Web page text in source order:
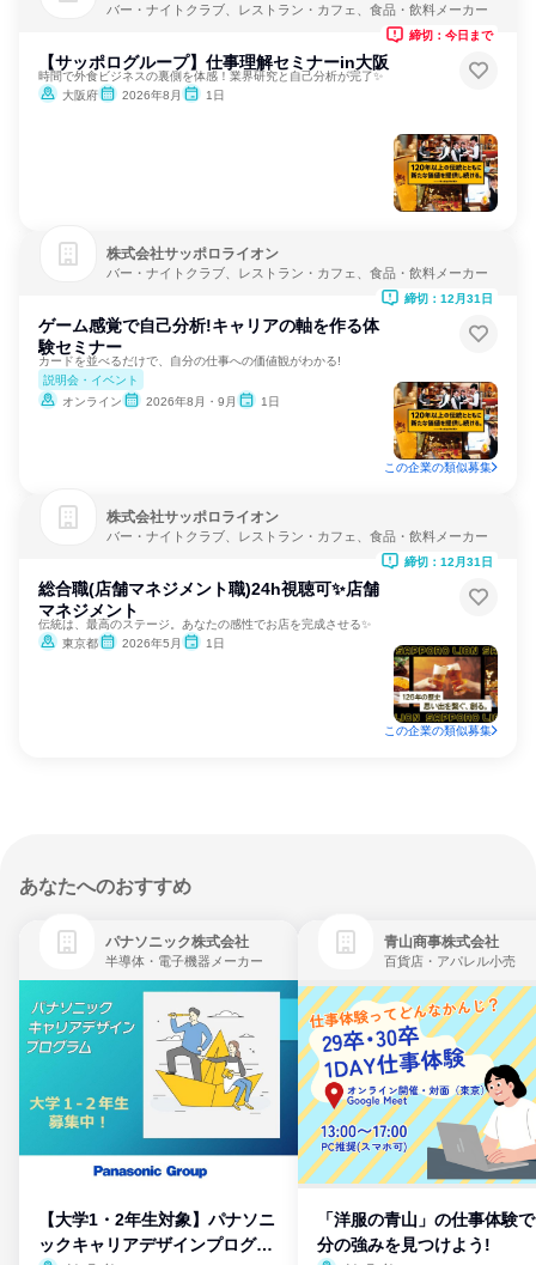
バー・ナイトクラブ、レストラン・カフェ、食品・飲料メーカー
【サッポログループ】仕事理解セミナーin大阪
時間で外食ビジネスの裏側を体感！業界研究と自己分析が完了✨
大阪府
2026年8月 1日
締切：今日まで
株式会社サッポロライオン
バー・ナイトクラブ、レストラン・カフェ、食品・飲料メーカー
ゲーム感覚で自己分析!キャリアの軸を作る体
験セミナー
カードを並べるだけで、自分の仕事への価値観がわかる!
説明会・イベント
オンライン
2026年8月・9月 1日
締切：12月31日
この企業の類似募集
株式会社サッポロライオン
バー・ナイトクラブ、レストラン・カフェ、食品・飲料メーカー
総合職(店舗マネジメント職)24h視聴可✨店舗
マネジメント
伝統は、最高のステージ。あなたの感性でお店を完成させる✨
東京都
2026年5月 1日
締切：12月31日
この企業の類似募集
あなたへのおすすめ
パナソニック株式会社
半導体・電子機器メーカー
【大学1・2年生対象】パナソニ
ックキャリアデザインプログラ
青山商事株式会社
百貨店・アパレル小売
「洋服の青山」の仕事体験
分の強みを見つけよう!